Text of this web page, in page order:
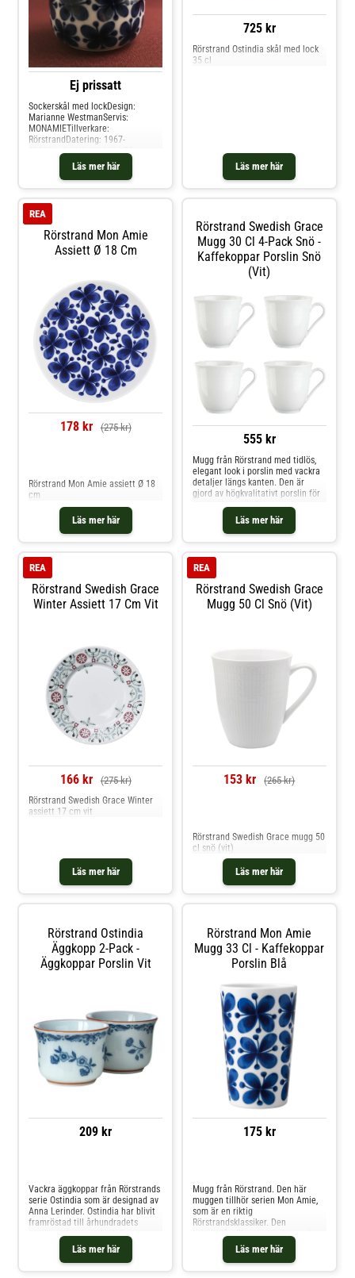
Design.
Ej prissatt
Läs mer här
Sockerskål med lockDesign:
Marianne WestmanServis:
MONAMIETillverkare:
RörstrandDatering: 1967-
1989Storlek: Kopp Höjd 70 mm,
diameter 80 mm
725 kr
Läs mer här
Rörstrand Ostindia skål med lock
35 cl
Rörstrand Mon Amie
Assiett Ø 18 Cm
REA
178 kr (275 kr)
Läs mer här
Rörstrand Mon Amie assiett Ø 18
cm
Rörstrand Swedish Grace
Mugg 30 Cl 4-Pack Snö -
Kaffekoppar Porslin Snö
(Vit)
555 kr
Läs mer här
Mugg från Rörstrand med tidlös,
elegant look i porslin med vackra
detaljer längs kanten. Den är
gjord av högkvalitativt porslin för
vardaglig användning med ett
praktiskt handtag på sidan perfekt
för varma drycker. Mixa och
matcha med andra delar ur serien
kombination.Formgivare är Louise
Adelborg.Om muggen från
Rörstrand- säljs i 4-pack.- Gjord av
porslin.- Från serien Swedish
Grace.- Formgivare är Louise
Adelborg.Skötselråd för muggen-
och mer Muggar & Koppar hos
Royal Design.
Rörstrand Swedish Grace
Winter Assiett 17 Cm Vit
REA
166 kr (275 kr)
Läs mer här
Rörstrand Swedish Grace Winter
assiett 17 cm vit
Rörstrand Swedish Grace
Mugg 50 Cl Snö (vit)
REA
153 kr (265 kr)
Läs mer här
Rörstrand Swedish Grace mugg 50
cl snö (vit)
Rörstrand Ostindia
Äggkopp 2-Pack -
Äggkoppar Porslin Vit
209 kr
Läs mer här
Vackra äggkoppar från Rörstrands
serie Ostindia som är designad av
Anna Lerinder. Ostindia har blivit
framröstad till århundradets
servis av det svenska folket.
Serien fick sin inspiration från en
gammal kinesisk porslinsskärva
som hittades på ett förlist skepp
Rörstrand Mon Amie
Mugg 33 Cl - Kaffekoppar
Porslin Blå
175 kr
Läs mer här
Mugg från Rörstrand. Den här
muggen tillhör serien Mon Amie,
som är en riktig
Rörstrandsklassiker. Den
koboltblåa färgen och det vackra
blommotivet gör muggen till ett
perfekt inslag när du vill skapa en
klassisk dukning med romantiska